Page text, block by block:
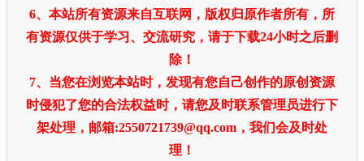
6、本站所有资源来自互联网，版权归原作者所有，所
有资源仅供于学习、交流研究，请于下载24小时之后删
除！
7、当您在浏览本站时，发现有您自己创作的原创资源
时侵犯了您的合法权益时，请您及时联系管理员进行下
架处理，邮箱:2550721739@qq.com，我们会及时处
理！